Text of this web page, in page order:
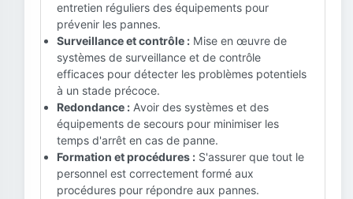
entretien réguliers des équipements pour
prévenir les pannes.
Surveillance et contrôle : Mise en œuvre de
systèmes de surveillance et de contrôle
efficaces pour détecter les problèmes potentiels
à un stade précoce.
Redondance : Avoir des systèmes et des
équipements de secours pour minimiser les
temps d'arrêt en cas de panne.
Formation et procédures : S'assurer que tout le
personnel est correctement formé aux
procédures pour répondre aux pannes.